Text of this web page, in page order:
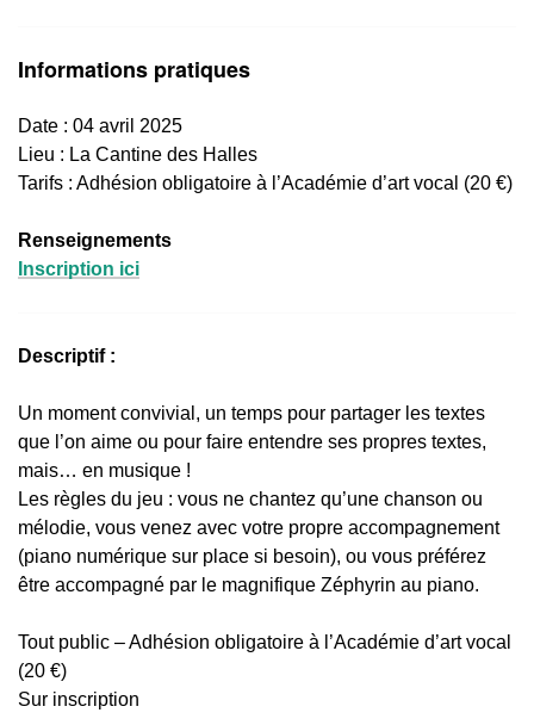
Informations pratiques
Date : 04 avril 2025
Lieu : La Cantine des Halles
Tarifs : Adhésion obligatoire à l’Académie d’art vocal (20 €)
Renseignements
Inscription ici
Descriptif :
Un moment convivial, un temps pour partager les textes
que l’on aime ou pour faire entendre ses propres textes,
mais… en musique !
Les règles du jeu : vous ne chantez qu’une chanson ou
mélodie, vous venez avec votre propre accompagnement
(piano numérique sur place si besoin), ou vous préférez
être accompagné par le magnifique Zéphyrin au piano.
Tout public – Adhésion obligatoire à l’Académie d’art vocal
(20 €)
Sur inscription